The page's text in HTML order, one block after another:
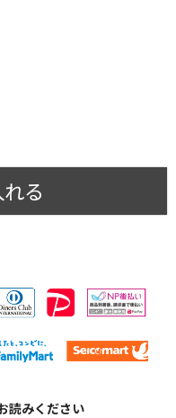
る
読みください